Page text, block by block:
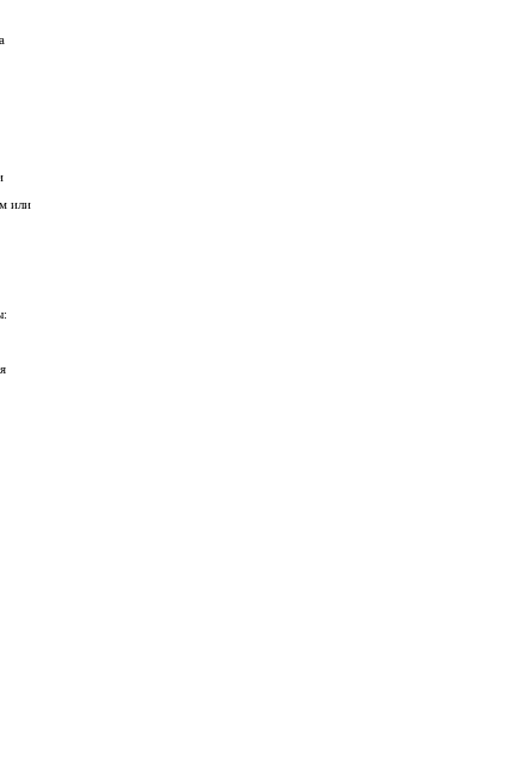
счета
определенную денежную сумму на счет указанного плательщиком лица в этом или